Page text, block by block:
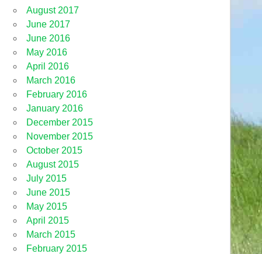
August 2017
June 2017
June 2016
May 2016
April 2016
March 2016
February 2016
January 2016
December 2015
November 2015
October 2015
August 2015
July 2015
June 2015
May 2015
April 2015
March 2015
February 2015